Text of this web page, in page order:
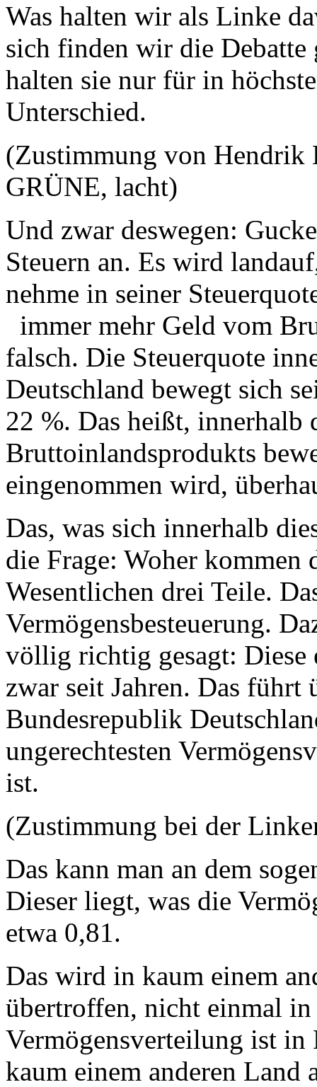
Was halten wir als Linke
sich finden wir die
halten sie nur für in
Unterschied.
(Zustimmung von Hendrik
GRÜNE, lacht)
Und zwar deswegen:
Steuern an. Es wird
nehme in seiner
immer mehr Geld vom
falsch. Die Steuerquote
Deutschland bewegt sich
22 %. Das heißt, innerhalb
Bruttoinlandsprodukts
eingenommen wird,
Das, was sich innerhalb
die Frage: Woher kommen
Wesentlichen drei Teile.
Vermögensbesteuerung.
völlig richtig gesagt: Diese
zwar seit Jahren. Das führt
Bundesrepublik
ungerechtesten
ist.
(Zustimmung bei der
Das kann man an dem
Dieser liegt, was die
etwa 0,81.
Das wird in kaum einem
übertroffen, nicht einmal
Vermögensverteilung ist in
kaum einem anderen